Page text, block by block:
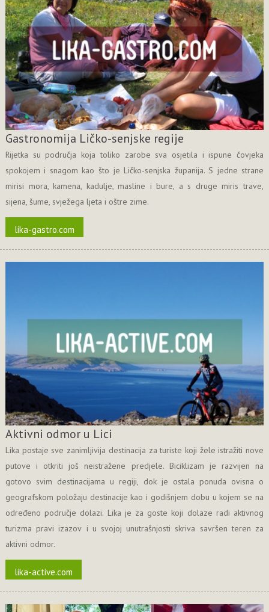
Gastronomija Ličko-senjske regije
Rijetka su područja koja toliko zarobe sva osjetila i ispune čovjeka
spokojem i snagom kao što je Ličko-senjska županija. S jedne strane
mirisi mora, kamena, kadulje, masline i bure, a s druge miris trave,
sijena, šume, svježega ljeta i oštre zime.
lika-gastro.com
Aktivni odmor u Lici
Lika postaje sve zanimljivija destinacija za turiste koji žele istražiti nove
putove i otkriti još neistražene predjele. Biciklizam je razvijen na
gotovo svim destinacijama u regiji, dok je ostala ponuda ovisna o
geografskom položaju destinacije kao i godišnjem dobu u kojem se na
određeno područje dolazi. Lika je za goste koji dolaze radi aktivnog
turizma pravi izazov i u svojoj unutrašnjosti skriva savršen teren za
aktivni odmor.
lika-active.com